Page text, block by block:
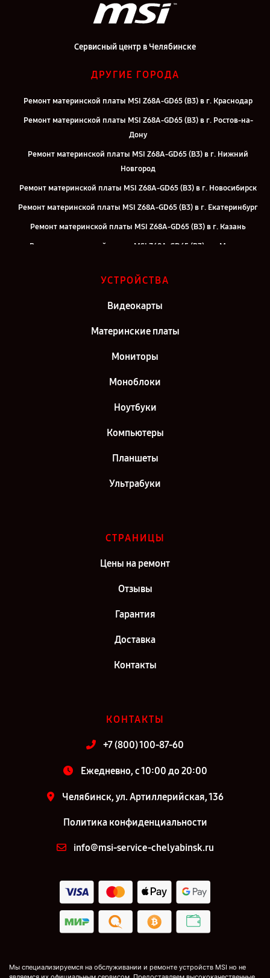
Сервисный центр в Челябинске
ДРУГИЕ ГОРОДА
Ремонт материнской платы MSI Z68A-GD65 (B3) в г. Краснодар
Ремонт материнской платы MSI Z68A-GD65 (B3) в г. Ростов-на-
Дону
Ремонт материнской платы MSI Z68A-GD65 (B3) в г. Нижний
Новгород
Ремонт материнской платы MSI Z68A-GD65 (B3) в г. Новосибирск
Ремонт материнской платы MSI Z68A-GD65 (B3) в г. Екатеринбург
Ремонт материнской платы MSI Z68A-GD65 (B3) в г. Казань
Ремонт материнской платы MSI Z68A-GD65 (B3) в г. Москва
Петербург
УСТРОЙСТВА
Видеокарты
Материнские платы
Мониторы
Моноблоки
Ноутбуки
Компьютеры
Планшеты
Ультрабуки
СТРАНИЦЫ
Цены на ремонт
Отзывы
Гарантия
Доставка
Контакты
КОНТАКТЫ
+7 (800) 100-87-60
Ежедневно, с 10:00 до 20:00
Челябинск, ул. Артиллерийская, 136
Политика конфиденциальности
info@msi-service-chelyabinsk.ru
Мы специализируемся на обслуживании и ремонте устройств MSI но не